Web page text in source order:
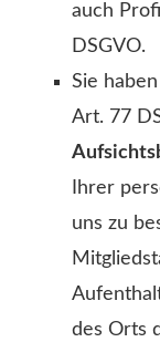
auch
DSGVO.
Sie
Art. 77
Ihrer
uns zu
des Orts